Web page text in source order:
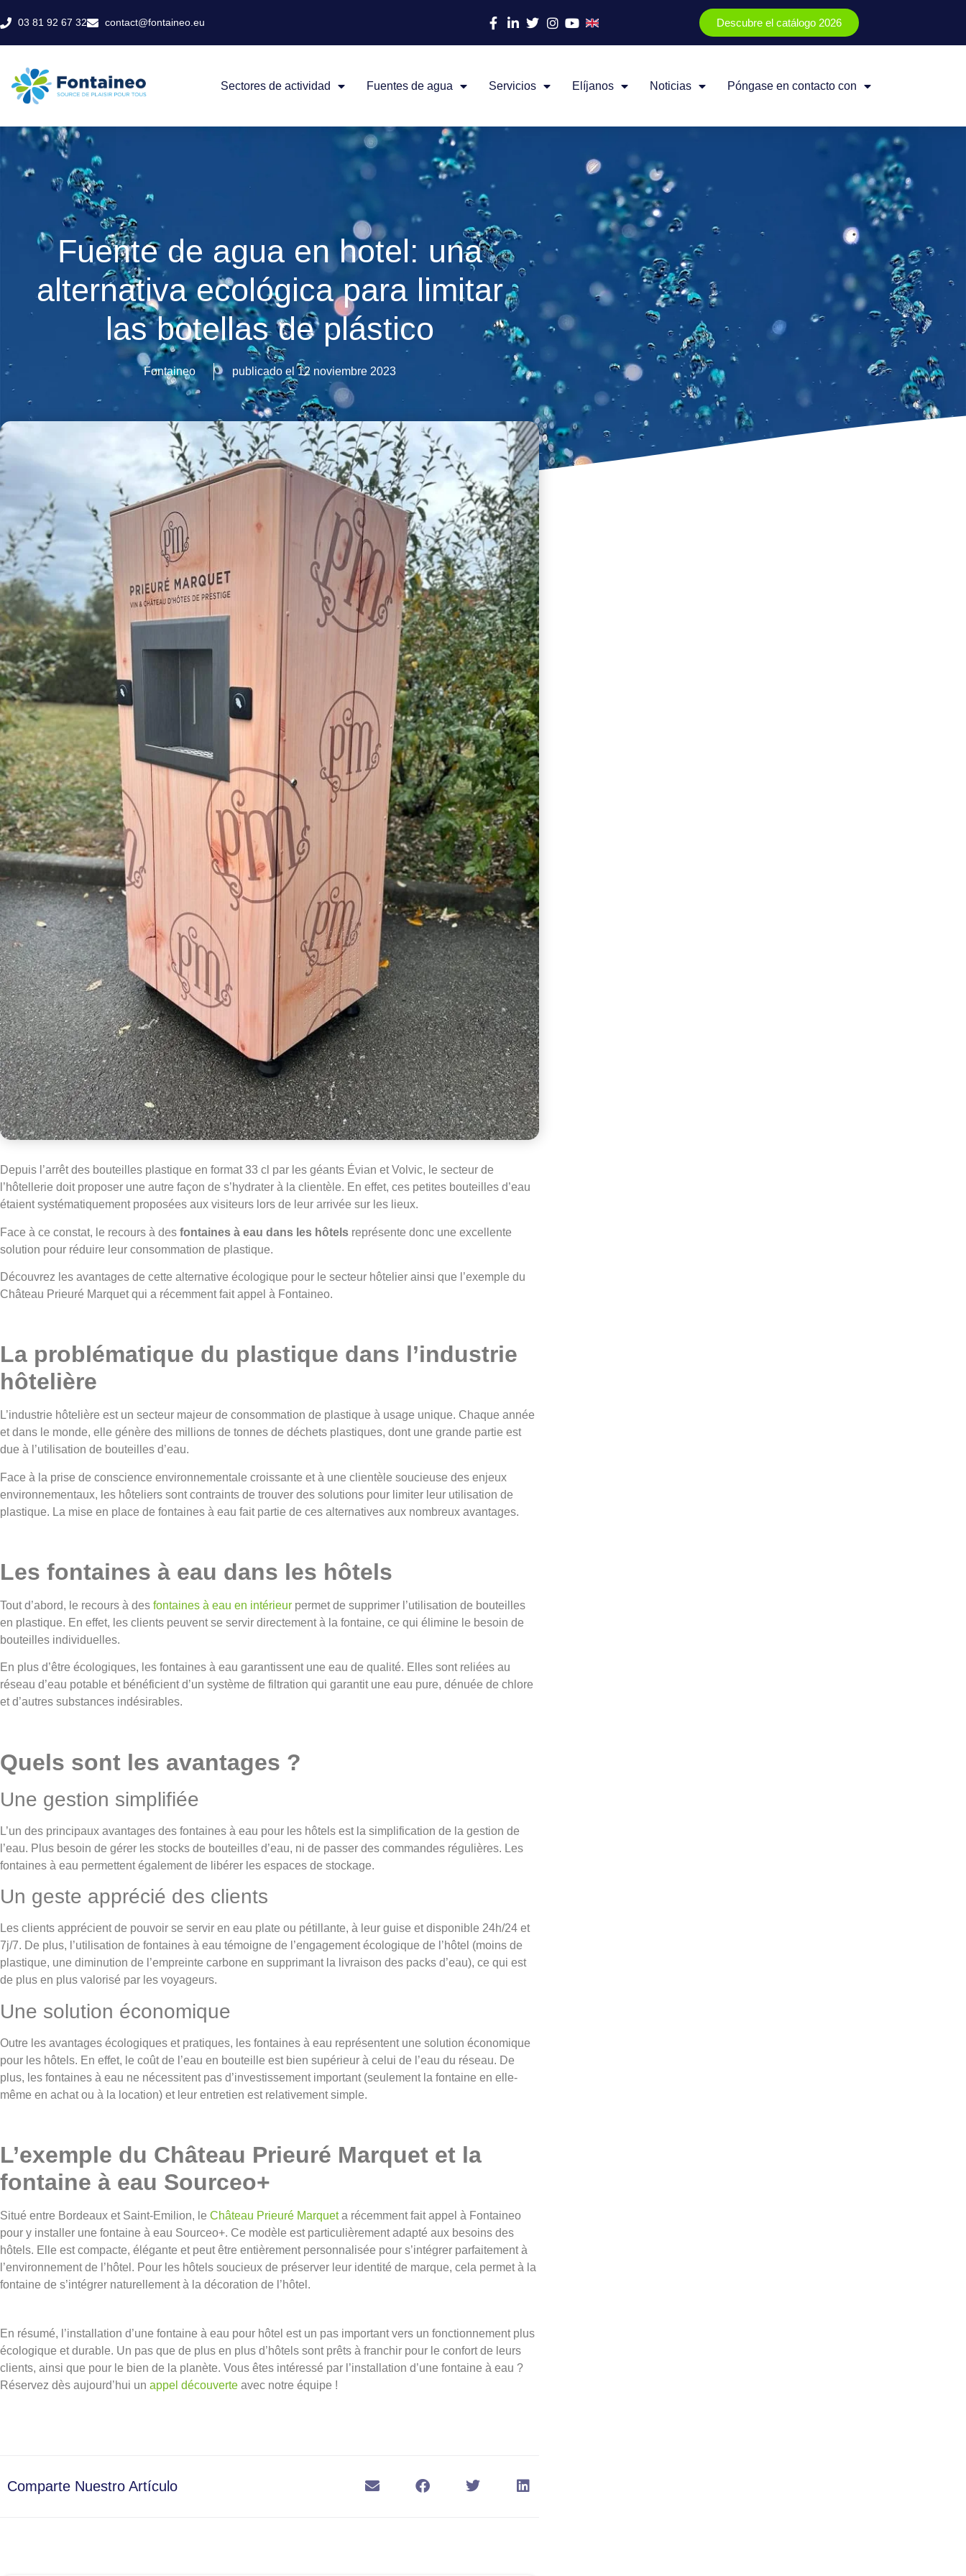
03 81 92 67 32 contact@fontaineo.eu Descubre el catálogo 2026
Sectores de actividad Fuentes de agua Servicios Elíjanos Noticias Póngase en contacto con
Fuente de agua en hotel: una
alternativa ecológica para limitar
las botellas de plástico
Fontaineo publicado el12 noviembre 2023
Depuis l’arrêt des bouteilles plastique en format 33 cl par les géants Évian et Volvic, le secteur de
l’hôtellerie doit proposer une autre façon de s’hydrater à la clientèle. En effet, ces petites bouteilles d’eau
étaient systématiquement proposées aux visiteurs lors de leur arrivée sur les lieux.
Face à ce constat, le recours à des fontaines à eau dans les hôtels représente donc une excellente
solution pour réduire leur consommation de plastique.
Découvrez les avantages de cette alternative écologique pour le secteur hôtelier ainsi que l’exemple du
Château Prieuré Marquet qui a récemment fait appel à Fontaineo.
La problématique du plastique dans l’industrie
hôtelière
L’industrie hôtelière est un secteur majeur de consommation de plastique à usage unique. Chaque année
et dans le monde, elle génère des millions de tonnes de déchets plastiques, dont une grande partie est
due à l’utilisation de bouteilles d’eau.
Face à la prise de conscience environnementale croissante et à une clientèle soucieuse des enjeux
environnementaux, les hôteliers sont contraints de trouver des solutions pour limiter leur utilisation de
plastique. La mise en place de fontaines à eau fait partie de ces alternatives aux nombreux avantages.
Les fontaines à eau dans les hôtels
Tout d’abord, le recours à des fontaines à eau en intérieur permet de supprimer l’utilisation de bouteilles
en plastique. En effet, les clients peuvent se servir directement à la fontaine, ce qui élimine le besoin de
bouteilles individuelles.
En plus d’être écologiques, les fontaines à eau garantissent une eau de qualité. Elles sont reliées au
réseau d’eau potable et bénéficient d’un système de filtration qui garantit une eau pure, dénuée de chlore
et d’autres substances indésirables.
Quels sont les avantages ?
Une gestion simplifiée
L’un des principaux avantages des fontaines à eau pour les hôtels est la simplification de la gestion de
l’eau. Plus besoin de gérer les stocks de bouteilles d’eau, ni de passer des commandes régulières. Les
fontaines à eau permettent également de libérer les espaces de stockage.
Un geste apprécié des clients
Les clients apprécient de pouvoir se servir en eau plate ou pétillante, à leur guise et disponible 24h/24 et
7j/7. De plus, l’utilisation de fontaines à eau témoigne de l’engagement écologique de l’hôtel (moins de
plastique, une diminution de l’empreinte carbone en supprimant la livraison des packs d’eau), ce qui est
de plus en plus valorisé par les voyageurs.
Une solution économique
Outre les avantages écologiques et pratiques, les fontaines à eau représentent une solution économique
pour les hôtels. En effet, le coût de l’eau en bouteille est bien supérieur à celui de l’eau du réseau. De
plus, les fontaines à eau ne nécessitent pas d’investissement important (seulement la fontaine en elle-
même en achat ou à la location) et leur entretien est relativement simple.
L’exemple du Château Prieuré Marquet et la
fontaine à eau Sourceo+
Situé entre Bordeaux et Saint-Emilion, le Château Prieuré Marqueta récemment fait appel à Fontaineo
pour y installer une fontaine à eau Sourceo+. Ce modèle est particulièrement adapté aux besoins des
hôtels. Elle est compacte, élégante et peut être entièrement personnalisée pour s’intégrer parfaitement à
l’environnement de l’hôtel. Pour les hôtels soucieux de préserver leur identité de marque, cela permet à la
fontaine de s’intégrer naturellement à la décoration de l’hôtel.
En résumé, l’installation d’une fontaine à eau pour hôtel est un pas important vers un fonctionnement plus
écologique et durable. Un pas que de plus en plus d’hôtels sont prêts à franchir pour le confort de leurs
clients, ainsi que pour le bien de la planète. Vous êtes intéressé par l’installation d’une fontaine à eau ?
Réservez dès aujourd’hui un appel découverte avec notre équipe !
Comparte Nuestro Artículo